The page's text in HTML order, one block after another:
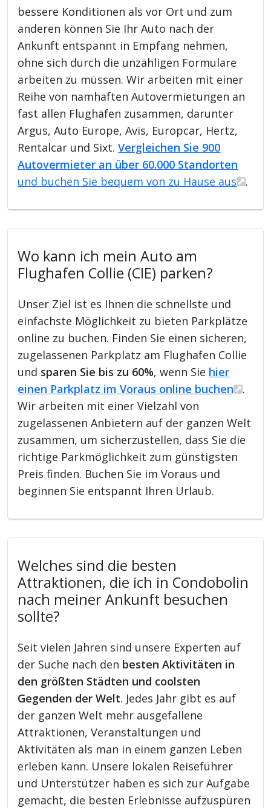
bessere Konditionen als vor Ort und zum
anderen können Sie Ihr Auto nach der
Ankunft entspannt in Empfang nehmen,
ohne sich durch die unzähligen Formulare
arbeiten zu müssen. Wir arbeiten mit einer
Reihe von namhaften Autovermietungen an
fast allen Flughäfen zusammen, darunter
Argus, Auto Europe, Avis, Europcar, Hertz,
Rentalcar und Sixt.Vergleichen Sie 900
Autovermieter an über 60.000 Standorten
und buchen Sie bequem von zu Hause aus
.
Wo kann ich mein Auto am
Flughafen Collie (CIE) parken?
Unser Ziel ist es Ihnen die schnellste und
einfachste Möglichkeit zu bieten Parkplätze
online zu buchen. Finden Sie einen sicheren,
zugelassenen Parkplatz am Flughafen Collie
und sparen Sie bis zu 60%, wenn Sie hier
einen Parkplatz im Voraus online buchen
.
Wir arbeiten mit einer Vielzahl von
zugelassenen Anbietern auf der ganzen Welt
zusammen, um sicherzustellen, dass Sie die
richtige Parkmöglichkeit zum günstigsten
Preis finden. Buchen Sie im Voraus und
beginnen Sie entspannt Ihren Urlaub.
Welches sind die besten
Attraktionen, die ich in Condobolin
nach meiner Ankunft besuchen
sollte?
Seit vielen Jahren sind unsere Experten auf
der Suche nach den besten Aktivitäten in
den größten Städten und coolsten
Gegenden der Welt. Jedes Jahr gibt es auf
der ganzen Welt mehr ausgefallene
Attraktionen, Veranstaltungen und
Aktivitäten als man in einem ganzen Leben
erleben kann. Unsere lokalen Reiseführer
und Unterstützer haben es sich zur Aufgabe
gemacht, die besten Erlebnisse aufzuspüren